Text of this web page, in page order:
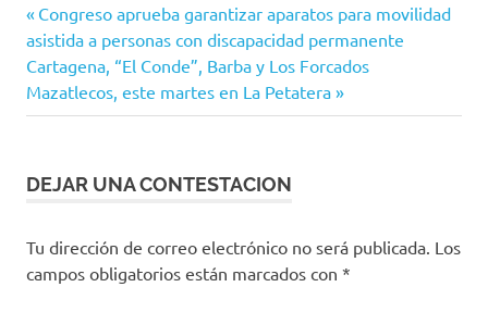
Navegación
de
entradas
Entrada
anterior:
Congreso aprueba garantizar aparatos para movilidad
asistida a personas con discapacidad permanente
Siguiente
entrada:
Cartagena, “El Conde”, Barba y Los Forcados
Mazatlecos, este martes en La Petatera
DEJAR UNA CONTESTACION
Tu dirección de correo electrónico no será publicada. Los
campos obligatorios están marcados con *